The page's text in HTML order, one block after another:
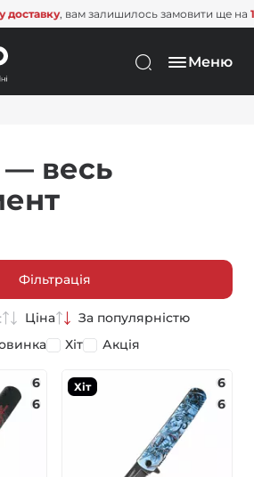
, вам залишилось замовити ще на1 500
Меню
— весь
Фільтрація
Ціна
За популярністю
Хіт Акція
6
6
Хіт
6
6